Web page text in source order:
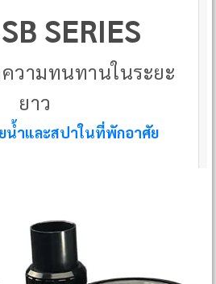
SB SERIES
วามทนทานในระยะ
ยาว
น้ำและสปาในที่พักอาศัย